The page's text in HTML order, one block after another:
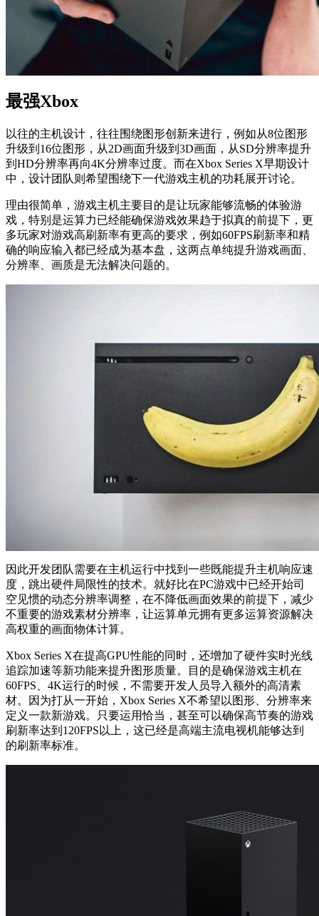
最强Xbox
以往的主机设计，往往围绕图形创新来进行，例如从8位图形
升级到16位图形，从2D画面升级到3D画面，从SD分辨率提升
到HD分辨率再向4K分辨率过度。而在Xbox Series X早期设计
中，设计团队则希望围绕下一代游戏主机的功耗展开讨论。
理由很简单，游戏主机主要目的是让玩家能够流畅的体验游
戏，特别是运算力已经能确保游戏效果趋于拟真的前提下，更
多玩家对游戏高刷新率有更高的要求，例如60FPS刷新率和精
确的响应输入都已经成为基本盘，这两点单纯提升游戏画面、
分辨率、画质是无法解决问题的。
因此开发团队需要在主机运行中找到一些既能提升主机响应速
度，跳出硬件局限性的技术。就好比在PC游戏中已经开始司
空见惯的动态分辨率调整，在不降低画面效果的前提下，减少
不重要的游戏素材分辨率，让运算单元拥有更多运算资源解决
高权重的画面物体计算。
Xbox Series X在提高GPU性能的同时，还增加了硬件实时光线
追踪加速等新功能来提升图形质量。目的是确保游戏主机在
60FPS、4K运行的时候，不需要开发人员导入额外的高清素
材。因为打从一开始，Xbox Series X不希望以图形、分辨率来
定义一款新游戏。只要运用恰当，甚至可以确保高节奏的游戏
刷新率达到120FPS以上，这已经是高端主流电视机能够达到
的刷新率标准。